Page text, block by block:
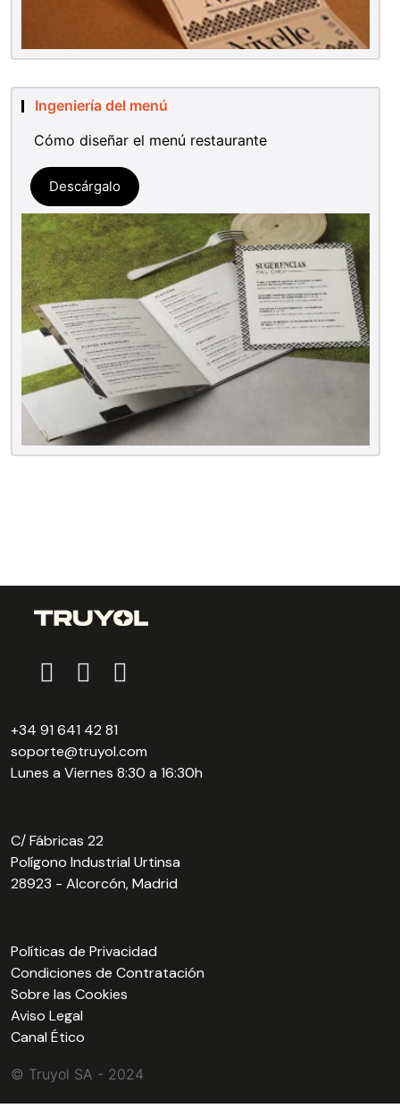
Ingeniería del menú
Cómo diseñar el menú restaurante
Descárgalo
+34 91 641 42 81
soporte@truyol.com
Lunes a Viernes 8:30 a 16:30h
C/ Fábricas 22
Polígono Industrial Urtinsa
28923 - Alcorcón, Madrid
Políticas de Privacidad
Condiciones de Contratación
Sobre las Cookies
Aviso Legal
Canal Ético
© Truyol SA - 2024